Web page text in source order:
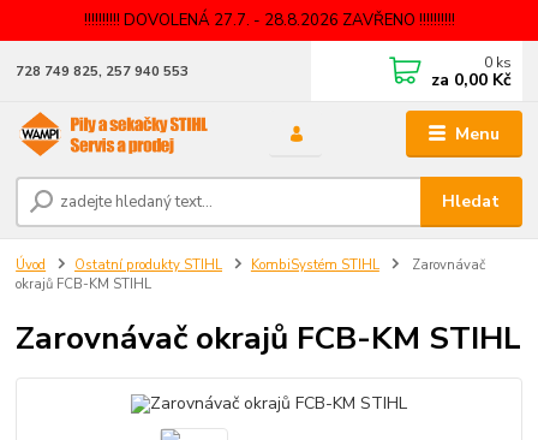
!!!!!!!!!! DOVOLENÁ 27.7. - 28.8.2026 ZAVŘENO !!!!!!!!!!
Menu
Hledat
728 749 825, 257 940 553 0 ks
za 0,00 Kč
Úvod Ostatní produkty STIHL KombiSystém STIHL
Zarovnávač
okrajů FCB-KM STIHL
Zarovnávač okrajů FCB-KM STIHL